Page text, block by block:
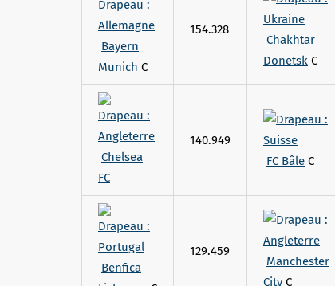
Bayern
Munich C
154.328
Chakhtar
Donetsk C
Chelsea
FC
140.949
FC Bâle C
Benfica
129.459
Manchester
City C